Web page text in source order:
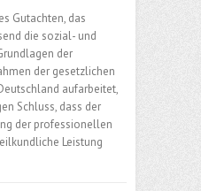
Gutachten, das
die sozial- und
der
der gesetzlichen
aufarbeitet,
Schluss, dass der
der professionellen
Leistung